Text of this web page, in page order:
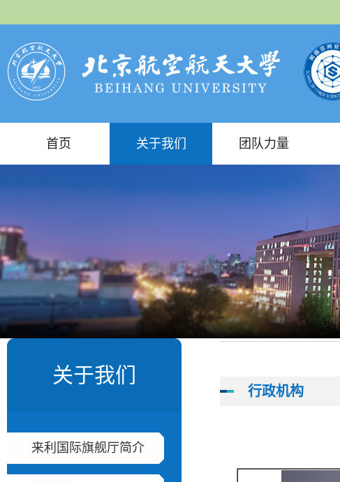
首页 关于我们 团队力量
关于我们
​来利国际旗舰厅简介
行政机构